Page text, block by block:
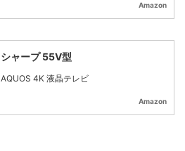
Amazon
シャープ 55V型
AQUOS 4K 液晶テレビ
Amazon